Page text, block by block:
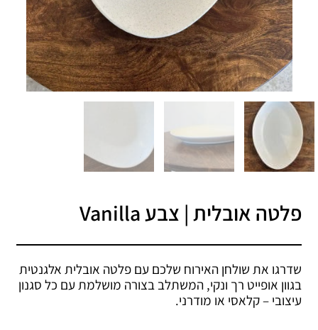
פלטה אובלית | צבע Vanilla
שדרגו את שולחן האירוח שלכם עם פלטה אובלית אלגנטית
בגוון אופייט רך ונקי, המשתלב בצורה מושלמת עם כל סגנון
עיצובי – קלאסי או מודרני.